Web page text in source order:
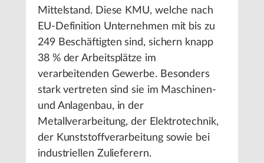
Mittelstand. Diese KMU, welche nach
EU-Definition Unternehmen mit bis zu
249 Beschäftigten sind, sichern knapp
38 % der Arbeitsplätze im
verarbeitenden Gewerbe. Besonders
stark vertreten sind sie im Maschinen-
und Anlagenbau, in der
Metallverarbeitung, der Elektrotechnik,
der Kunststoffverarbeitung sowie bei
industriellen Zulieferern.